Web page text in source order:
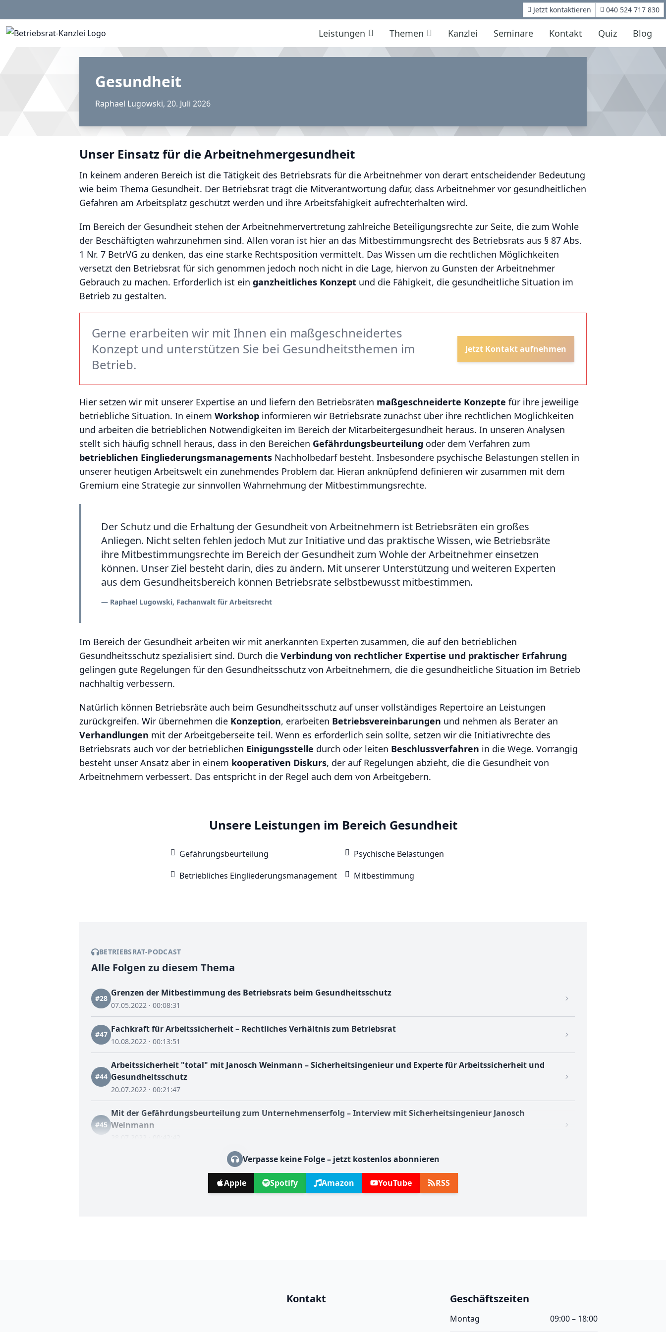
Jetzt kontaktieren 040 524 717 830
Leistungen Themen Kanzlei Seminare Kontakt Quiz Blog
Gesundheit
Raphael Lugowski, 20. Juli 2026
Unser Einsatz für die Arbeitnehmergesundheit
In keinem anderen Bereich ist die Tätigkeit des Betriebsrats für die Arbeitnehmer von derart entscheidender Bedeutung
wie beim Thema Gesundheit. Der Betriebsrat trägt die Mitverantwortung dafür, dass Arbeitnehmer vor gesundheitlichen
Gefahren am Arbeitsplatz geschützt werden und ihre Arbeitsfähigkeit aufrechterhalten wird.
Im Bereich der Gesundheit stehen der Arbeitnehmervertretung zahlreiche Beteiligungsrechte zur Seite, die zum Wohle
der Beschäftigten wahrzunehmen sind. Allen voran ist hier an das Mitbestimmungsrecht des Betriebsrats aus § 87 Abs.
1 Nr. 7 BetrVG zu denken, das eine starke Rechtsposition vermittelt. Das Wissen um die rechtlichen Möglichkeiten
versetzt den Betriebsrat für sich genommen jedoch noch nicht in die Lage, hiervon zu Gunsten der Arbeitnehmer
Gebrauch zu machen. Erforderlich ist ein ganzheitliches Konzept und die Fähigkeit, die gesundheitliche Situation im
Betrieb zu gestalten.
Gerne erarbeiten wir mit Ihnen ein maßgeschneidertes
Konzept und unterstützen Sie bei Gesundheitsthemen im
Betrieb.
Jetzt Kontakt aufnehmen
Hier setzen wir mit unserer Expertise an und liefern den Betriebsräten maßgeschneiderte Konzepte für ihre jeweilige
betriebliche Situation. In einem Workshop informieren wir Betriebsräte zunächst über ihre rechtlichen Möglichkeiten
und arbeiten die betrieblichen Notwendigkeiten im Bereich der Mitarbeitergesundheit heraus. In unseren Analysen
stellt sich häufig schnell heraus, dass in den Bereichen Gefährdungsbeurteilung oder dem Verfahren zum
betrieblichen Eingliederungsmanagements Nachholbedarf besteht. Insbesondere psychische Belastungen stellen in
unserer heutigen Arbeitswelt ein zunehmendes Problem dar. Hieran anknüpfend definieren wir zusammen mit dem
Gremium eine Strategie zur sinnvollen Wahrnehmung der Mitbestimmungsrechte.
Der Schutz und die Erhaltung der Gesundheit von Arbeitnehmern ist Betriebsräten ein großes
Anliegen. Nicht selten fehlen jedoch Mut zur Initiative und das praktische Wissen, wie Betriebsräte
ihre Mitbestimmungsrechte im Bereich der Gesundheit zum Wohle der Arbeitnehmer einsetzen
können. Unser Ziel besteht darin, dies zu ändern. Mit unserer Unterstützung und weiteren Experten
aus dem Gesundheitsbereich können Betriebsräte selbstbewusst mitbestimmen.
Raphael Lugowski, Fachanwalt für Arbeitsrecht
Im Bereich der Gesundheit arbeiten wir mit anerkannten Experten zusammen, die auf den betrieblichen
Gesundheitsschutz spezialisiert sind. Durch die Verbindung von rechtlicher Expertise und praktischer Erfahrung
gelingen gute Regelungen für den Gesundheitsschutz von Arbeitnehmern, die die gesundheitliche Situation im Betrieb
nachhaltig verbessern.
Natürlich können Betriebsräte auch beim Gesundheitsschutz auf unser vollständiges Repertoire an Leistungen
zurückgreifen. Wir übernehmen die Konzeption, erarbeiten Betriebsvereinbarungen und nehmen als Berater an
Verhandlungen mit der Arbeitgeberseite teil. Wenn es erforderlich sein sollte, setzen wir die Initiativrechte des
Betriebsrats auch vor der betrieblichen Einigungsstelle durch oder leiten Beschlussverfahren in die Wege. Vorrangig
besteht unser Ansatz aber in einem kooperativen Diskurs, der auf Regelungen abzieht, die die Gesundheit von
Arbeitnehmern verbessert. Das entspricht in der Regel auch dem von Arbeitgebern.
Unsere Leistungen im Bereich Gesundheit
Gefährungsbeurteilung
Psychische Belastungen
Betriebliches Eingliederungsmanagement
Mitbestimmung
BETRIEBSRAT-PODCAST
Alle Folgen zu diesem Thema
#28
Grenzen der Mitbestimmung des Betriebsrats beim Gesundheitsschutz
07.05.2022 · 00:08:31
#47
Fachkraft für Arbeitssicherheit – Rechtliches Verhältnis zum Betriebsrat
10.08.2022 · 00:13:51
#44
Arbeitssicherheit "total" mit Janosch Weinmann – Sicherheitsingenieur und Experte für Arbeitssicherheit und
Gesundheitsschutz
20.07.2022 · 00:21:47
#45
Mit der Gefährdungsbeurteilung zum Unternehmenserfolg – Interview mit Sicherheitsingenieur Janosch
Weinmann
Als Betriebsrat im Arbeitsschutzausschuss glänzen – So gelingt es (Interview)
Verpasse keine Folge – jetzt kostenlos abonnieren
Apple Spotify Amazon YouTube RSS
Kontakt Geschäftszeiten
Montag 09:00 – 18:00